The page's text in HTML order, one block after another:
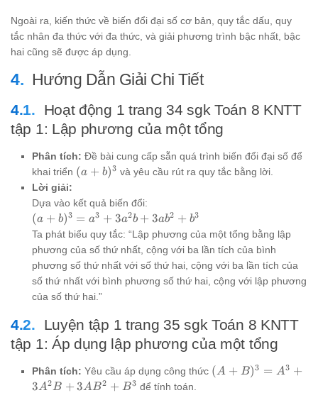
- B^3
Ngoài ra, kiến thức về biến đổi đại số cơ bản, quy tắc dấu, quy
tắc nhân đa thức với đa thức, và giải phương trình bậc nhất, bậc
hai cũng sẽ được áp dụng.
Hướng Dẫn Giải Chi Tiết
Hoạt động 1 trang 34 sgk Toán 8 KNTT
tập 1: Lập phương của một tổng
Phân tích: Đề bài cung cấp sẵn quá trình biến đổi đại số để
khai triển (a+b)^3
(a + b)3 và yêu cầu rút ra quy tắc bằng lời.
Lời giải:
Dựa vào kết quả biến đổi:
(a+b)^3
= a^3 +
3a^2b +
3ab^2 +
b^3
(a + b)3 = a3 + 3a2b + 3ab2 + b3
Ta phát biểu quy tắc: “Lập phương của một tổng bằng lập
phương của số thứ nhất, cộng với ba lần tích của bình
phương số thứ nhất với số thứ hai, cộng với ba lần tích của
số thứ nhất với bình phương số thứ hai, cộng với lập phương
của số thứ hai.”
Luyện tập 1 trang 35 sgk Toán 8 KNTT
tập 1: Áp dụng lập phương của một tổng
Phân tích: Yêu cầu áp dụng công thức (A+B)^3
(A + B)3 = A3 +
3A2B + 3AB2 + B3 để tính toán.